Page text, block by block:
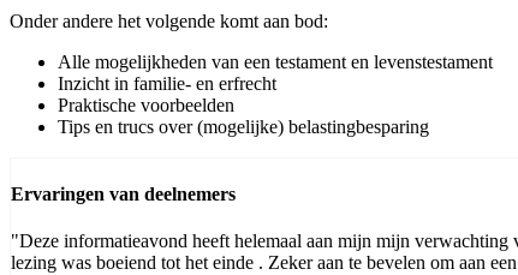
Onder andere het volgende komt aan bod:
Alle mogelijkheden van een testament en levenstestament
Inzicht in familie- en erfrecht
Praktische voorbeelden
Tips en trucs over (mogelijke) belastingbesparing
Ervaringen van deelnemers
"Deze informatieavond heeft helemaal aan mijn mijn
lezing was boeiend tot het einde . Zeker aan te bevelen om aan